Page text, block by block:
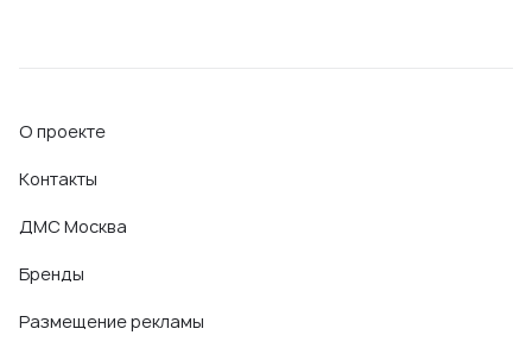
О проекте
Контакты
ДМС Москва
Бренды
Размещение рекламы